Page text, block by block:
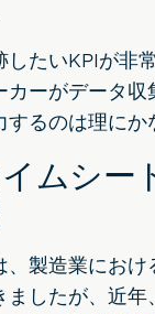
したいKPIが非
カーがデータ収
るのは理にか
ムシー
、製造業におけ
したが、近年、